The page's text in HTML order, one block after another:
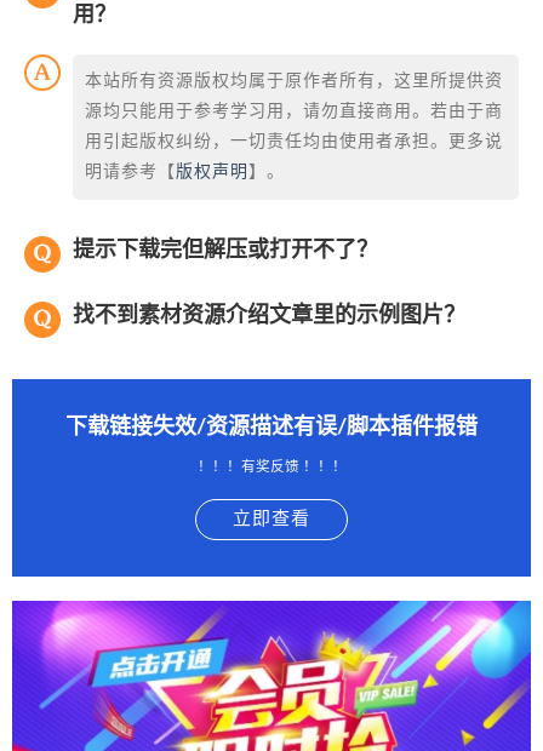
用？
本站所有资源版权均属于原作者所有，这里所提供资
源均只能用于参考学习用，请勿直接商用。若由于商
用引起版权纠纷，一切责任均由使用者承担。更多说
明请参考【 版权声明 】。
提示下载完但解压或打开不了？
找不到素材资源介绍文章里的示例图片？
下载链接失效/资源描述有误/脚本插件报错
！！！有奖反馈 ！！！
立即查看